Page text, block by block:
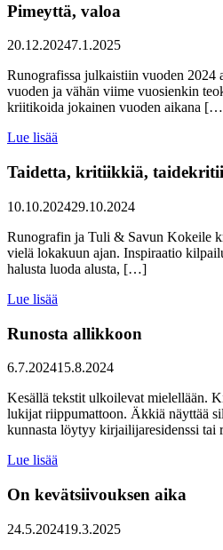
Pimeyttä, valoa
20.12.20247.1.2025
Runografissa julkaistiin vuoden 2024
vuoden ja vähän viime vuosienkin
kriitikoida jokainen vuoden aikana
Lue lisää
Taidetta, kritiikkiä,
10.10.202429.10.2024
Runografin ja Tuli & Savun Kokeile
vielä lokakuun ajan. Inspiraatio
halusta luoda alusta, […]
Lue lisää
Runosta allikkoon
6.7.202415.8.2024
Kesällä tekstit ulkoilevat mielellään.
lukijat riippumattoon. Äkkiä näyttää
kunnasta löytyy kirjailijaresidenssi
Lue lisää
On kevätsiivouksen aika
24.5.202419.3.2025